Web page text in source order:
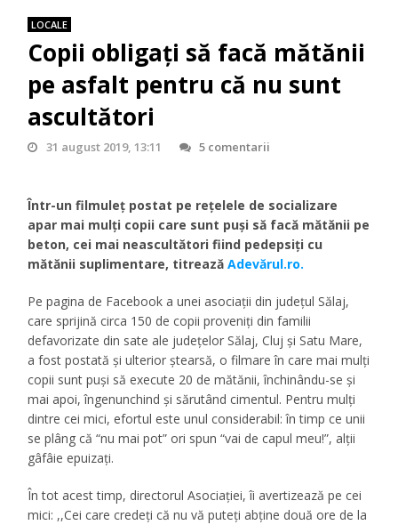
LOCALE
Copii obligaţi să facă mătănii
pe asfalt pentru că nu sunt
ascultători
31 august 2019, 13:11 5 comentarii
Într-un filmuleţ postat pe reţelele de socializare
apar mai mulţi copii care sunt puşi să facă mătănii pe
beton, cei mai neascultători fiind pedepsiţi cu
mătănii suplimentare, titreazăAdevărul.ro.
Pe pagina de Facebook a unei asociații din judeţul Sălaj,
care sprijină circa 150 de copii proveniţi din familii
defavorizate din sate ale judeţelor Sălaj, Cluj şi Satu Mare,
a fost postată și ulterior ștearsă, o filmare în care mai mulţi
copii sunt puşi să execute 20 de mătănii, închinându-se şi
mai apoi, îngenunchind şi sărutând cimentul. Pentru mulţi
dintre cei mici, efortul este unul considerabil: în timp ce unii
se plâng că “nu mai pot” ori spun “vai de capul meu!”, alţii
gâfâie epuizaţi.
În tot acest timp, directorul Asociaţiei, îi avertizează pe cei
mici: ,,Cei care credeţi că nu vă puteţi abţine două ore de la